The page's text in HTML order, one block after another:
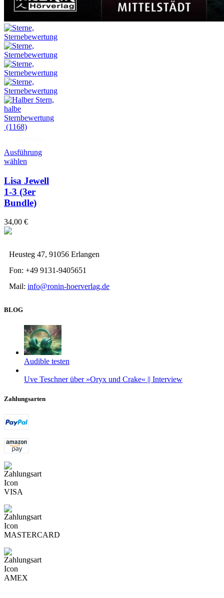
(1168)
Ausführung
wählen
Lisa Jewell
1-3 (3er
Bundle)
34,00 €
Heusteg 47, 91056 Erlangen
Fon: +49 9131-9405651
Mail: info@ronin-hoerverlag.de
BLOG
Audible testen
Uve Teschner über »Oryx und Crake« || Interview
Zahlungsarten